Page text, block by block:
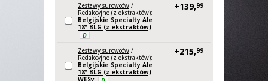
Zestawy surowców /
Redakcyjne (z ekstraktów):
Belgijskie Specialty Ale
18º BLG (z ekstraktów)
D
+139,99
Zestawy surowców /
Redakcyjne (z ekstraktów):
Belgijskie Specialty Ale
18º BLG (z ekstraktów)
WESy
+215,99